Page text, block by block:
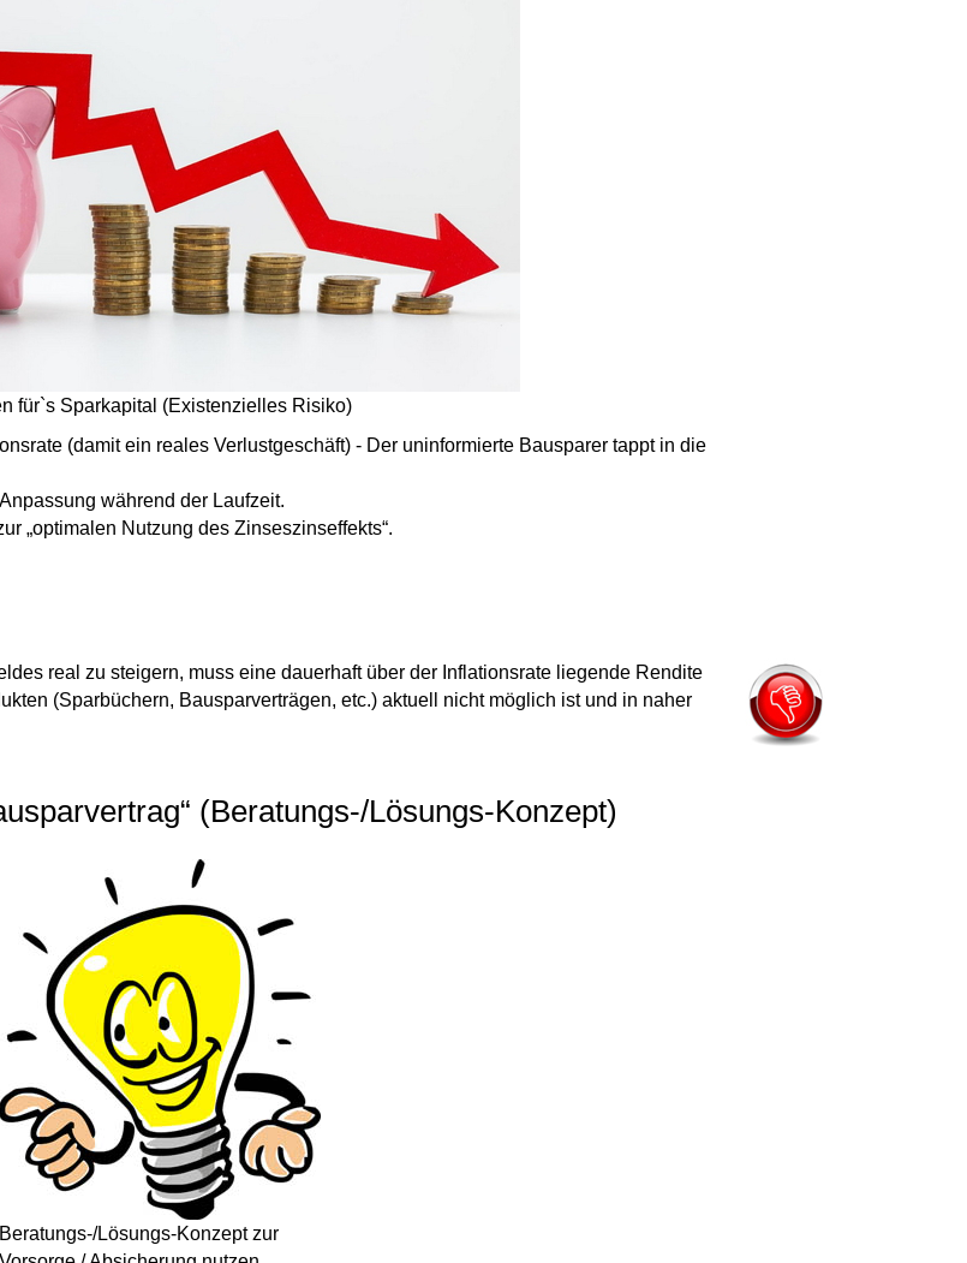
für`s Sparkapital (Existenzielles Risiko)
(damit ein reales Verlustgeschäft) - Der uninformierte Bausparer tappt in die
während der Laufzeit.
„optimalen Nutzung des Zinseszinseffekts“.
real zu steigern, muss eine dauerhaft über der Inflationsrate liegende Rendite
(Sparbüchern, Bausparverträgen, etc.) aktuell nicht möglich ist und in naher
(Beratungs-/Lösungs-Konzept)
Beratungs-/Lösungs-Konzept zur